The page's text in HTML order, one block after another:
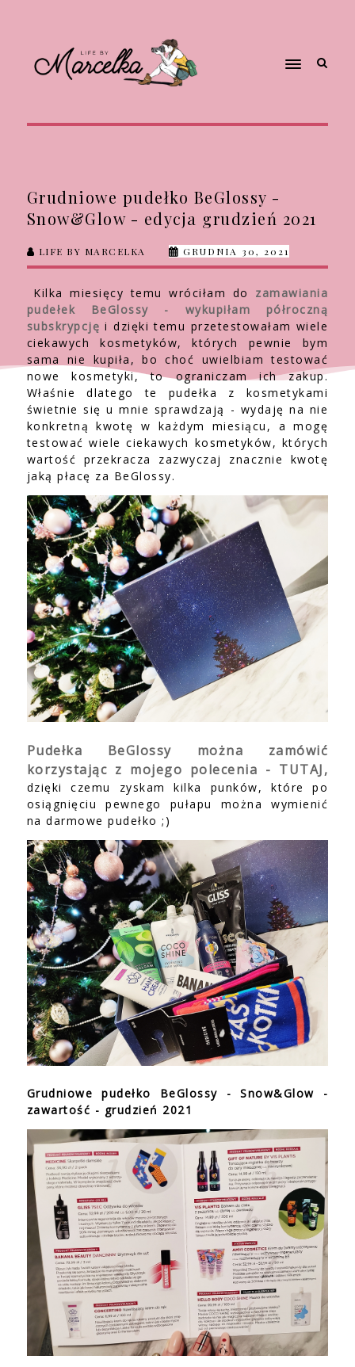
Grudniowe pudełko BeGlossy -
Snow&Glow - edycja grudzień 2021
LIFE BY MARCELKA GRUDNIA 30, 2021
Kilka miesięcy temu wróciłam do zamawiania
pudełek BeGlossy - wykupiłam półroczną
subskrypcję i dzięki temu przetestowałam wiele
ciekawych kosmetyków, których pewnie bym
sama nie kupiła, bo choć uwielbiam testować
nowe kosmetyki, to ograniczam ich zakup.
Właśnie dlatego te pudełka z kosmetykami
świetnie się u mnie sprawdzają - wydaję na nie
konkretną kwotę w każdym miesiącu, a mogę
testować wiele ciekawych kosmetyków, których
wartość przekracza zazwyczaj znacznie kwotę
jaką płacę za BeGlossy.
Pudełka BeGlossy można zamówić
korzystając z mojego polecenia - TUTAJ,
dzięki czemu zyskam kilka punków, które po
osiągnięciu pewnego pułapu można wymienić
na darmowe pudełko ;)
Grudniowe pudełko BeGlossy - Snow&Glow -
zawartość - grudzień 2021